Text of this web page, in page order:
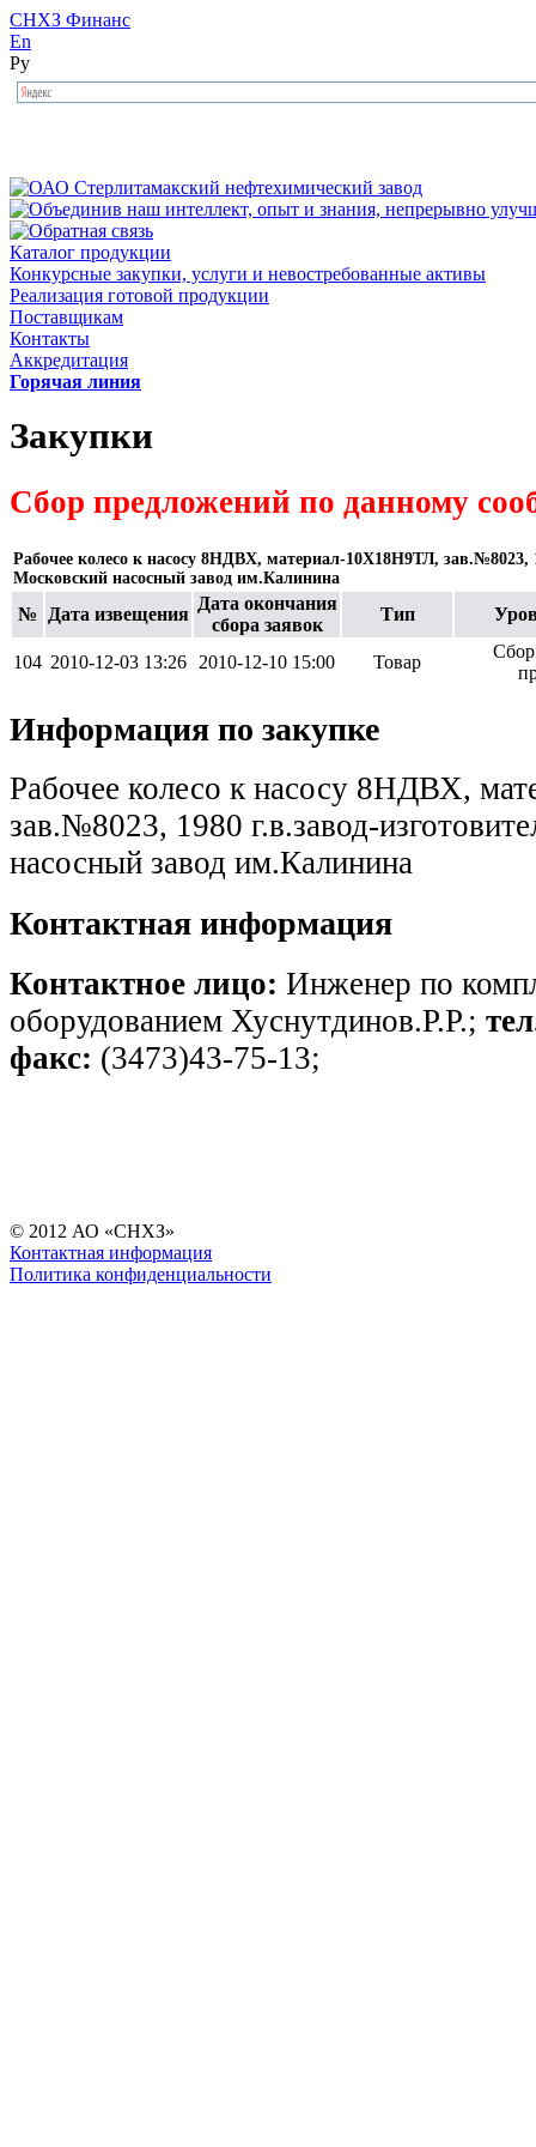
СНХЗ Финанс
En
Ру
Каталог продукции
Конкурсные закупки, услуги и невостребованные активы
Реализация готовой продукции
Поставщикам
Контакты
Аккредитация
Горячая линия
Закупки
Сбор предложений по данному
Рабочее колесо к насосу 8НДВХ, материал-10Х18Н9ТЛ, зав.№8023,
Московский насосный завод им.Калинина
№ Дата извещения
Дата окончания
сбора заявок
Тип
104 2010-12-03 13:26 2010-12-10 15:00 Товар
Информация по закупке
Рабочее колесо к насосу 8НДВХ,
зав.№8023, 1980 г.в.завод-
насосный завод им.Калинина
Контактная информация
Контактное лицо: Инженер по
оборудованием Хуснутдинов.Р.Р.;
факс: (3473)43-75-13;
© 2012 АО «СНХЗ»
Контактная информация
Политика конфиденциальности